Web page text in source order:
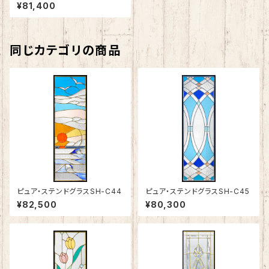
¥81,400
同じカテゴリの商品
ピュア・ステンドグラスSH-C44
¥82,500
ピュア・ステンドグラスSH-C45
¥80,300